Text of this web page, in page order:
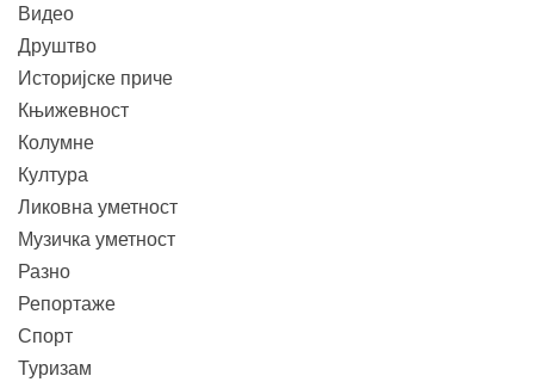
Видео
Друштво
Историјске приче
Књижевност
Колумне
Култура
Ликовна уметност
Музичка уметност
Разно
Репортаже
Спорт
Туризам